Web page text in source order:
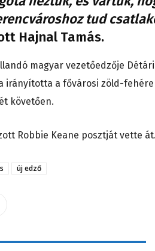
tud
Hajnal Tamás.
magyar vezetőedzője
irányította a fővárosi zöld-
követően.
Robbie Keane posztját vette át.
új edző